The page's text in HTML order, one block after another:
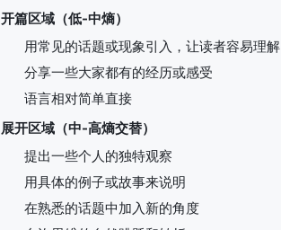
开篇区域（低-中熵）
用常见的话题或现象引入，让读者容易理解
分享一些大家都有的经历或感受
语言相对简单直接
展开区域（中-高熵交替）
提出一些个人的独特观察
用具体的例子或故事来说明
在熟悉的话题中加入新的角度